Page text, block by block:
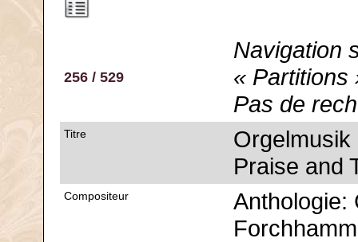
256 / 529
Navigation
« Partitions
Pas de
Titre
Praise and
Compositeur
Anthologie: